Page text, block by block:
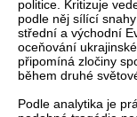
politice. Kritizuje
podle něj sílící
střední a východní
oceňování
připomíná zločiny
během druhé
Podle analytika je